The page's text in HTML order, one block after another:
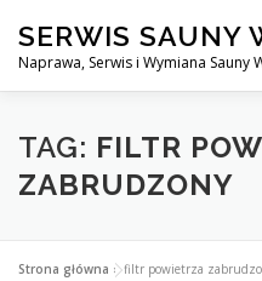
treści
SERWIS SAUNY
Naprawa, Serwis i Wymiana Sauny
SERWIS DO SAUNY
TAG: FILTR
ZABRUDZONY
Strona główna »filtr powietrza